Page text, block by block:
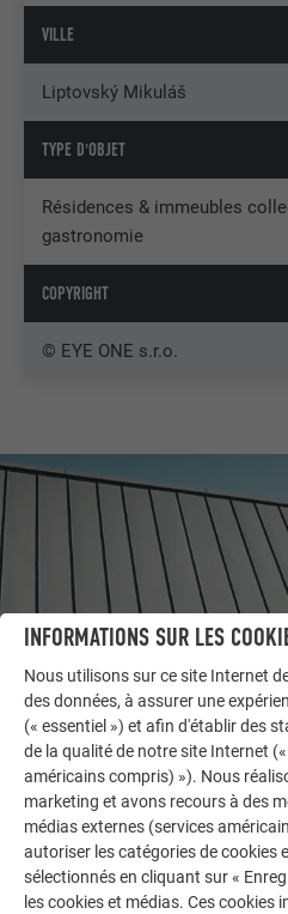
VILLE
Liptovský Mikuláš
TYPE D'OBJET
Résidences & immeubles
gastronomie
COPYRIGHT
© EYE ONE s.r.o.
LAISSEZ-VOUS INSPIRER
AUTRES BÂTIMENTS
La galerie de références
polyvalence de l’aluminium.
impressionnants avec les
INFORMATIONS SUR LES
Nous utilisons sur ce site Internet
des données, à assurer une
(« essentiel ») et afin d'établir des
de la qualité de notre site Internet
américains compris) »). Nous
marketing et avons recours à des
médias externes (services
autoriser les catégories de cookies
sélectionnés en cliquant sur «
les cookies et médias. Ces cookies